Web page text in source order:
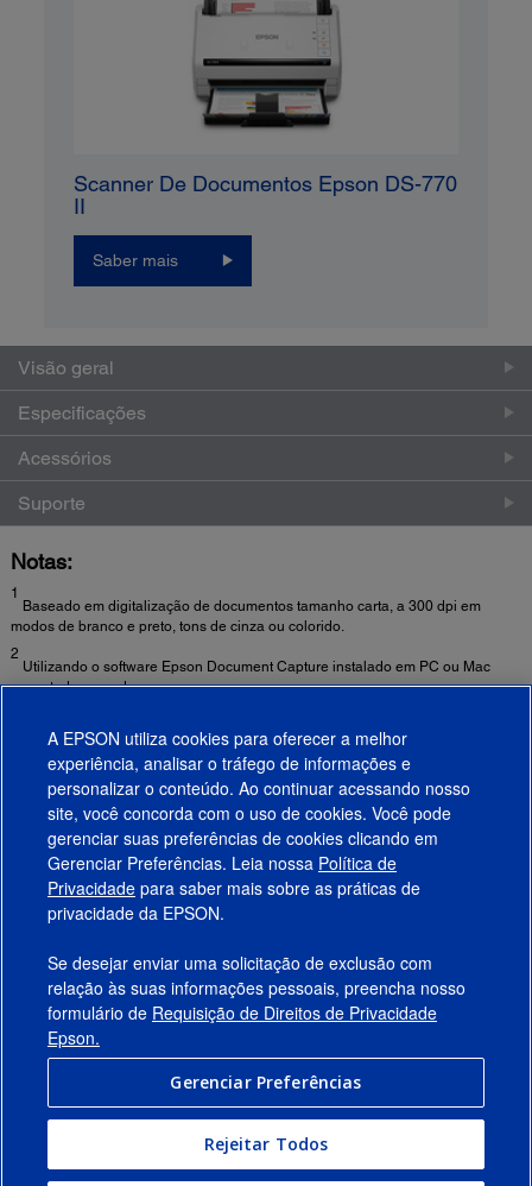
Scanner De Documentos Epson DS-770
II
Saber mais
Visão geral
Especificações
Acessórios
Suporte
Notas:
1
Baseado em digitalização de documentos tamanho carta, a 300 dpi em
modos de branco e preto, tons de cinza ou colorido.
2
Utilizando o software Epson Document Capture instalado em PC ou Mac
conectado em rede.
digitalizadas por dia. Para obter os melhores resultados, use nesse ou em
menor ciclo. Cálculos baseados na velocidade de digitalização de 45 ppm e
levando em conta um uso normal durante o dia.
Produtos
Suporte
Links Sugeridos
Empresa
Conecte-se com a Epson
A EPSON utiliza cookies para oferecer a melhor
experiência, analisar o tráfego de informações e
personalizar o conteúdo. Ao continuar acessando nosso
site, você concorda com o uso de cookies. Você pode
gerenciar suas preferências de cookies clicando em
Gerenciar Preferências. Leia nossa Política de
Privacidade para saber mais sobre as práticas de
privacidade da EPSON.
Se desejar enviar uma solicitação de exclusão com
relação às suas informações pessoais, preencha nosso
formulário de Requisição de Direitos de Privacidade
Epson.
Gerenciar Preferências
Rejeitar Todos